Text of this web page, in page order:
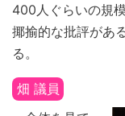
400人ぐらいの規
揶揄的な批評があ
る。
畑 議員